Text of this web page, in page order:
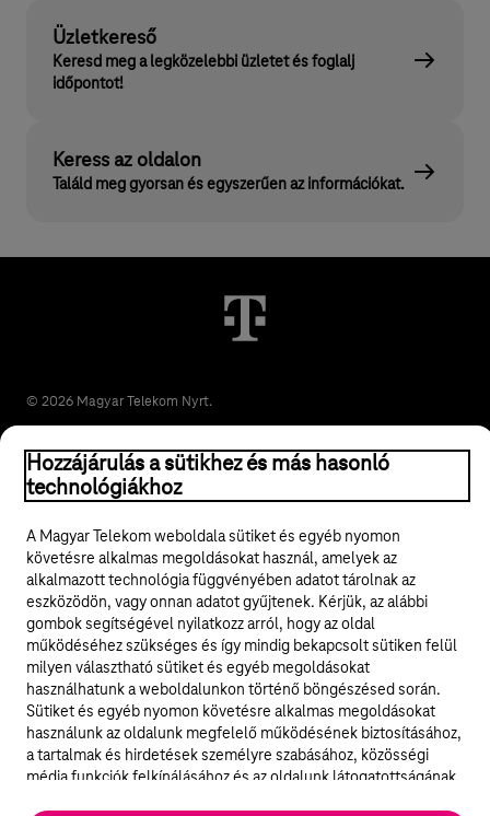
Üzletkereső
Keresd meg a legközelebbi üzletet és foglalj
időpontot!
Keress az oldalon
Találd meg gyorsan és egyszerűen az információkat.
© 2026 Magyar Telekom Nyrt.
Jogi tudnivalók
ÁSZF
Adatvédelem
Felhívások
Hírlevél
Közösségi média
Cookie beállítások
Hozzájárulás a sütikhez és más hasonló
technológiákhoz
A Magyar Telekom weboldala sütiket és egyéb nyomon
követésre alkalmas megoldásokat használ, amelyek az
alkalmazott technológia függvényében adatot tárolnak az
eszközödön, vagy onnan adatot gyűjtenek. Kérjük, az alábbi
gombok segítségével nyilatkozz arról, hogy az oldal
működéséhez szükséges és így mindig bekapcsolt sütiken felül
milyen választható sütiket és egyéb megoldásokat
használhatunk a weboldalunkon történő böngészésed során.
Sütiket és egyéb nyomon követésre alkalmas megoldásokat
használunk az oldalunk megfelelő működésének biztosításához,
a tartalmak és hirdetések személyre szabásához, közösségi
média funkciók felkínálásához és az oldalunk látogatottságának